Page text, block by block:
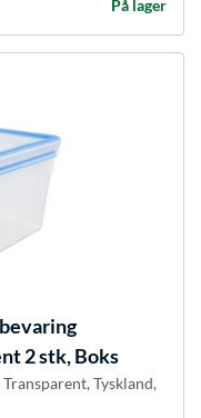
På lager
2 stk, Boks
Tyskland,